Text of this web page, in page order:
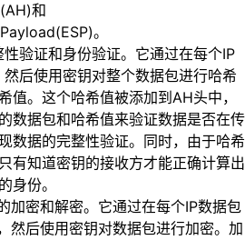
和
。
验证和身份验证。它通过在每个IP
后使用密钥对整个数据包进行哈希
值。这个哈希值被添加到AH头中，
数据包和哈希值来验证数据是否在传
数据的完整性验证。同时，由于哈希
有知道密钥的接收方才能正确计算出
身份。
加密和解密。它通过在每个IP数据包
然后使用密钥对数据包进行加密。加